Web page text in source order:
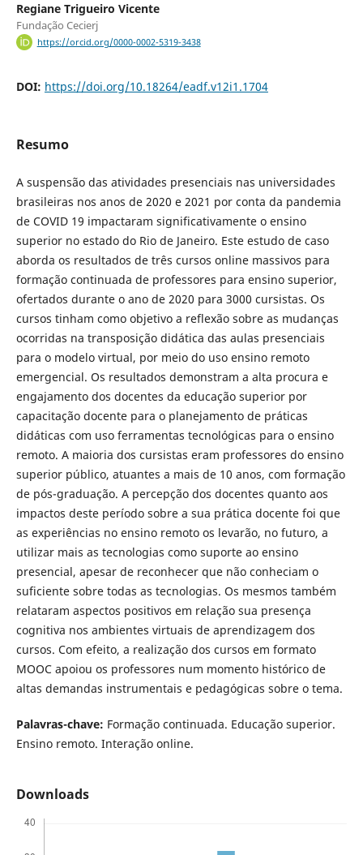
Regiane Trigueiro Vicente
Fundação Cecierj
https://orcid.org/0000-0002-5319-3438
DOI: https://doi.org/10.18264/eadf.v12i1.1704
Resumo
A suspensão das atividades presenciais nas universidades
brasileiras nos anos de 2020 e 2021 por conta da pandemia
de COVID 19 impactaram significativamente o ensino
superior no estado do Rio de Janeiro. Este estudo de caso
aborda os resultados de três cursos online massivos para
formação continuada de professores para ensino superior,
ofertados durante o ano de 2020 para 3000 cursistas. Os
cursos tinham como objetivo a reflexão sobre as mudanças
ocorridas na transposição didática das aulas presenciais
para o modelo virtual, por meio do uso ensino remoto
emergencial. Os resultados demonstram a alta procura e
engajamento dos docentes da educação superior por
capacitação docente para o planejamento de práticas
didáticas com uso ferramentas tecnológicas para o ensino
remoto. A maioria dos cursistas eram professores do ensino
superior público, atuantes a mais de 10 anos, com formação
de pós-graduação. A percepção dos docentes quanto aos
impactos deste período sobre a sua prática docente foi que
as experiências no ensino remoto os levarão, no futuro, a
utilizar mais as tecnologias como suporte ao ensino
presencial, apesar de reconhecer que não conheciam o
suficiente sobre todas as tecnologias. Os mesmos também
relataram aspectos positivos em relação sua presença
cognitiva nos ambientes virtuais de aprendizagem dos
cursos. Com efeito, a realização dos cursos em formato
MOOC apoiou os professores num momento histórico de
altas demandas instrumentais e pedagógicas sobre o tema.
Palavras-chave: Formação continuada. Educação superior.
Ensino remoto. Interação online.
Downloads